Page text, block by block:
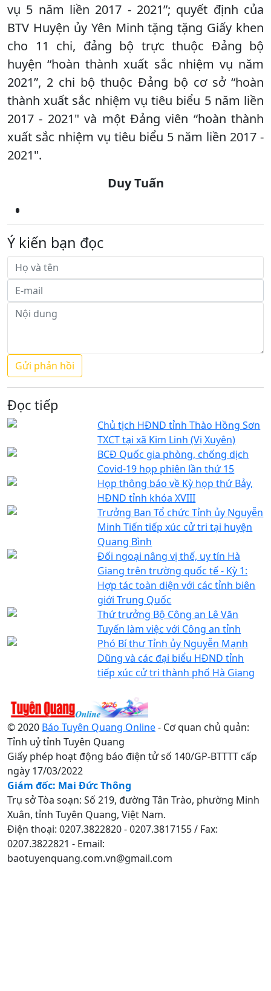
vụ 5 năm liền 2017 - 2021”; quyết định của
BTV Huyện ủy Yên Minh tặng tặng Giấy khen
cho 11 chi, đảng bộ trực thuộc Đảng bộ
huyện “hoàn thành xuất sắc nhiệm vụ năm
2021”, 2 chi bộ thuộc Đảng bộ cơ sở “hoàn
thành xuất sắc nhiệm vụ tiêu biểu 5 năm liền
2017 - 2021" và một Đảng viên “hoàn thành
xuất sắc nhiệm vụ tiêu biểu 5 năm liền 2017 -
2021".
Duy Tuấn
Ý kiến bạn đọc
Đọc tiếp
Chủ tịch HĐND tỉnh Thào Hồng Sơn
TXCT tại xã Kim Linh (Vị Xuyên)
BCĐ Quốc gia phòng, chống dịch
Covid-19 họp phiên lần thứ 15
Họp thông báo về Kỳ họp thứ Bảy,
HĐND tỉnh khóa XVIII
Trưởng Ban Tổ chức Tỉnh ủy Nguyễn
Minh Tiến tiếp xúc cử tri tại huyện
Quang Bình
Đối ngoại nâng vị thế, uy tín Hà
Giang trên trường quốc tế - Kỳ 1:
Hợp tác toàn diện với các tỉnh biên
giới Trung Quốc
Thứ trưởng Bộ Công an Lê Văn
Tuyến làm việc với Công an tỉnh
Phó Bí thư Tỉnh ủy Nguyễn Mạnh
Dũng và các đại biểu HĐND tỉnh
tiếp xúc cử tri thành phố Hà Giang
© 2020 Báo Tuyên Quang Online- Cơ quan chủ quản:
Tỉnh uỷ tỉnh Tuyên Quang
Giấy phép hoạt động báo điện tử số 140/GP-BTTTT cấp
ngày 17/03/2022
Giám đốc: Mai Đức Thông
Trụ sở Tòa soạn: Số 219, đường Tân Trào, phường Minh
Xuân, tỉnh Tuyên Quang, Việt Nam.
Điện thoại: 0207.3822820 - 0207.3817155 / Fax:
0207.3822821 - Email:
baotuyenquang.com.vn@gmail.com